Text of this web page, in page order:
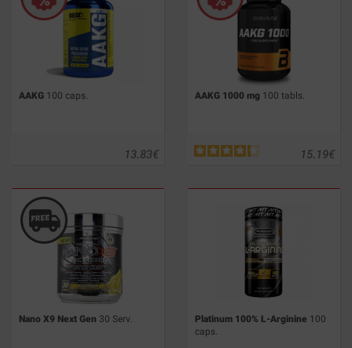
AAKG 100 caps.
€
13.83
AAKG 1000 mg 100 tabls.
€
15.19
Nano X9 Next Gen 30 Serv. Platinum 100% L-Arginine 100
caps.